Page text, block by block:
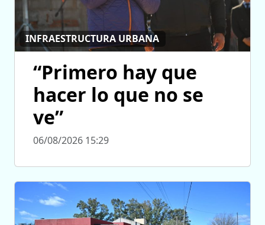
INFRAESTRUCTURA URBANA
“Primero hay que
hacer lo que no se
ve”
06/08/2026 15:29